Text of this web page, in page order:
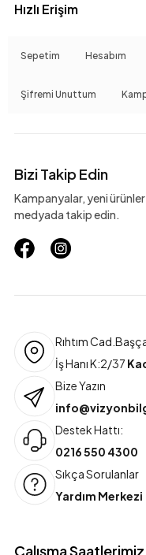
Hızlı Erişim
Sepetim Hesabım
Şifremi Unuttum
Bizi Takip Edin
Kampanyalar, yeni
medyada takip edin.
Rıhtım
İş Hanı K:2/37
Bize Yazın
Destek Hattı:
0216 550 4300
Sıkça Sorulanlar
Yardım Merkezi
Çalışma Saatlerimiz